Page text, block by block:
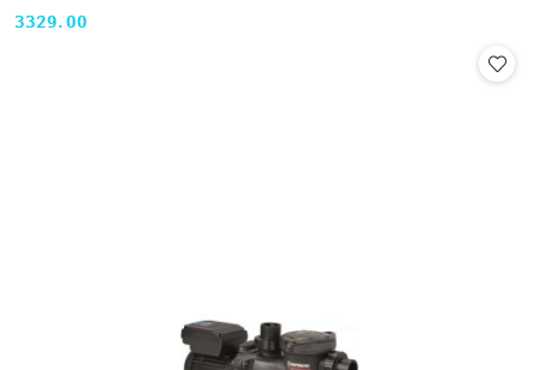
Cena:
3329.00